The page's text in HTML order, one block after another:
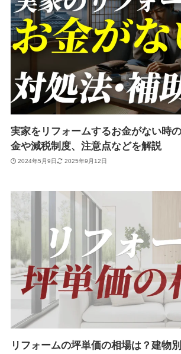
実家をリフォームするお金がない時
金や減税制度、注意点などを解説
2024年5月9日 2025年9月12日
リフォームの坪単価の相場は？建物